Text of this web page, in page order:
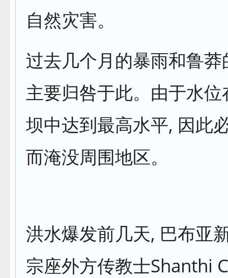
自然灾害。
过去几个月的暴雨和鲁
主要归咎于此。由于水
坝中达到最高水平, 因此
而淹没周围地区。
洪水爆发前几天, 巴布亚
宗座外方传教士Shanthi